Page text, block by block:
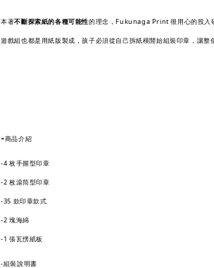
本著不斷探索紙的各種可能性的理念，Fukunaga Print 很用心的投入
遊戲組也都是用紙版製成，孩子必須從自己拆紙模開始組裝印章，讓整
◓商品介紹
-4 枚手握型印章
-2 枚滾筒型印章
-35 款印章款式
-2 塊海綿
-1 張瓦愣紙板
-組裝說明書